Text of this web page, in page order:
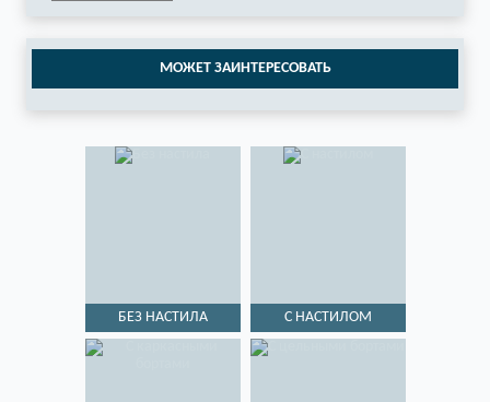
МОЖЕТ ЗАИНТЕРЕСОВАТЬ
БЕЗ НАСТИЛА С НАСТИЛОМ